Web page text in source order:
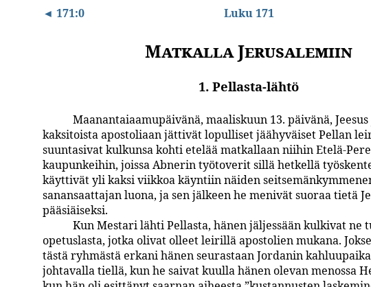
◄ 171:0 Luku 171
Matkalla Jerusalemiin
1. Pellasta-lähtö
Maanantaiaamupäivänä, maaliskuun 13. päivänä,
kaksitoista apostoliaan jättivät lopulliset jäähyväiset Pellan
suuntasivat kulkunsa kohti etelää matkallaan niihin Etelä-
kaupunkeihin, joissa Abnerin työtoverit sillä hetkellä
käyttivät yli kaksi viikkoa käyntiin näiden
sanansaattajan luona, ja sen jälkeen he menivät suoraa tietä
pääsiäiseksi.
Kun Mestari lähti Pellasta, hänen jäljessään kulkivat ne
opetuslasta, jotka olivat olleet leirillä apostolien mukana.
tästä ryhmästä erkani hänen seurastaan Jordanin
johtavalla tiellä, kun he saivat kuulla hänen olevan menossa